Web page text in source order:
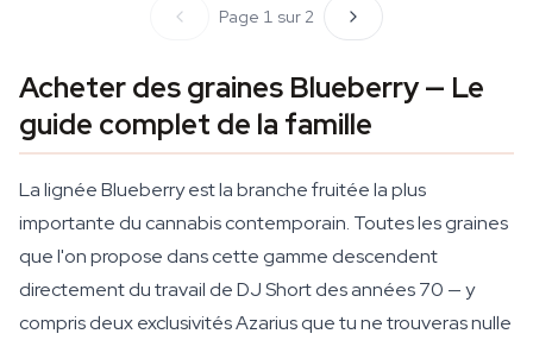
Page 1 sur 2
Acheter des graines Blueberry — Le
guide complet de la famille
La lignée Blueberry est la branche fruitée la plus
importante du cannabis contemporain. Toutes les graines
que l'on propose dans cette gamme descendent
directement du travail de DJ Short des années 70 — y
compris deux exclusivités Azarius que tu ne trouveras nulle